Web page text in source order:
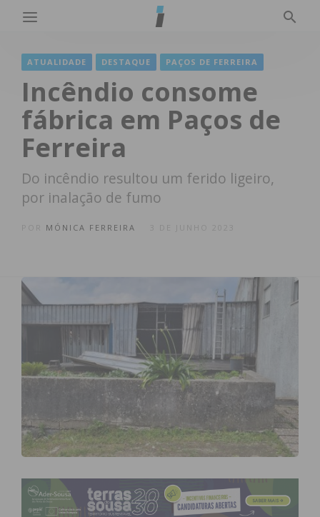
ATUALIDADE DESTAQUE PAÇOS DE FERREIRA
Incêndio consome
fábrica em Paços de
Ferreira
Do incêndio resultou um ferido ligeiro,
por inalação de fumo
MÓNICA FERREIRA